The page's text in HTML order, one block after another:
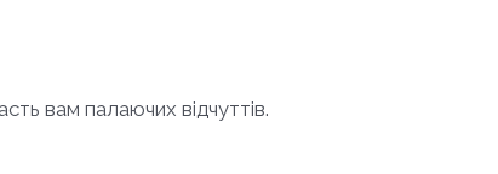
вам палаючих відчуттів.